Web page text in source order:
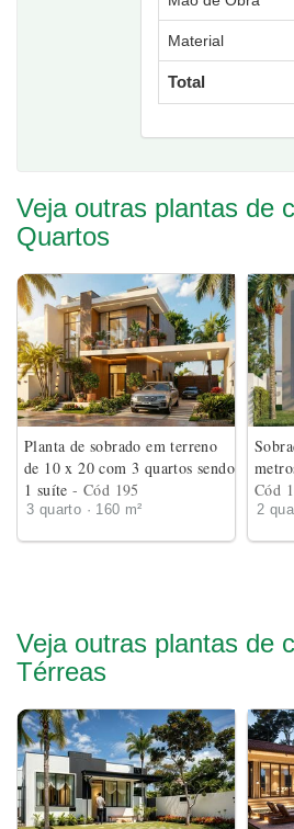
Material
Total
Veja outras plantas de
Quartos
Planta de sobrado em terreno
de 10 x 20 com 3 quartos sendo
1 suíte- Cód 195
3 quarto · 160 m²
Cód
2
Veja outras plantas de
Térreas